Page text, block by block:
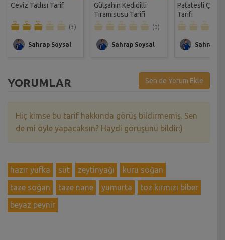
Ceviz Tatlısı Tarif
(3)
Sahrap Soysal
Gülşahın Kedidilli
Tiramisusu Tarifi
(0)
Sahrap Soysal
Patatesli Çıtır
Tarifi
Sahrap
YORUMLAR Sen de Yorum Ekle
Hiç kimse bu tarif hakkında görüş bildirmemiş. Sen
de mi öyle yapacaksın? Haydi görüşünü bildir:)
hazır yufka süt zeytinyağı
kuru soğan
taze soğan
taze nane yumurta
toz kırmızı biber
beyaz peynir